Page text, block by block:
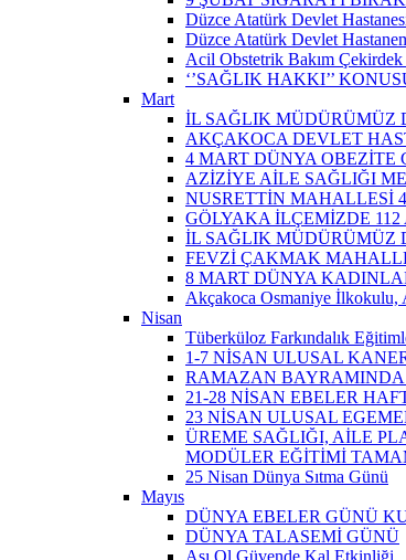
Düzce Atatürk Devlet
Düzce Atatürk Devlet
Acil Obstetrik Bakım Çekirdek
‘’SAĞLIK HAKKI’’
Mart
İL SAĞLIK MÜDÜRÜMÜZ
AKÇAKOCA DEVLET
4 MART DÜNYA OBEZİTE
AZİZİYE AİLE SAĞLIĞI
NUSRETTİN MAHALLESİ
GÖLYAKA İLÇEMİZDE
İL SAĞLIK MÜDÜRÜMÜZ
FEVZİ ÇAKMAK
8 MART DÜNYA
Akçakoca Osmaniye İlkokulu,
Nisan
Tüberküloz Farkındalık
1-7 NİSAN ULUSAL
RAMAZAN
21-28 NİSAN EBELER
23 NİSAN ULUSAL
ÜREME SAĞLIĞI, AİLE
MODÜLER EĞİTİMİ
25 Nisan Dünya Sıtma Günü
Mayıs
DÜNYA EBELER GÜNÜ
DÜNYA TALASEMİ GÜNÜ
Aşı Ol Güvende Kal Etkinliği ​